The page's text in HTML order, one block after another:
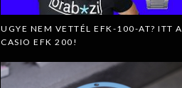
UGYE NEM VETTÉL EFK-100-AT? ITT A
CASIO EFK 200!